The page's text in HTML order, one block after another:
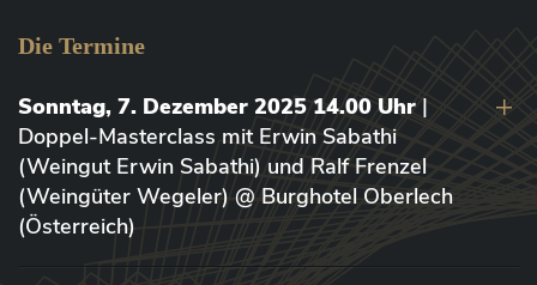
Die Termine
Sonntag, 7. Dezember 2025 14.00 Uhr |
Doppel-Masterclass mit Erwin Sabathi
(Weingut Erwin Sabathi) und Ralf Frenzel
(Weingüter Wegeler) @ Burghotel Oberlech
(Österreich)